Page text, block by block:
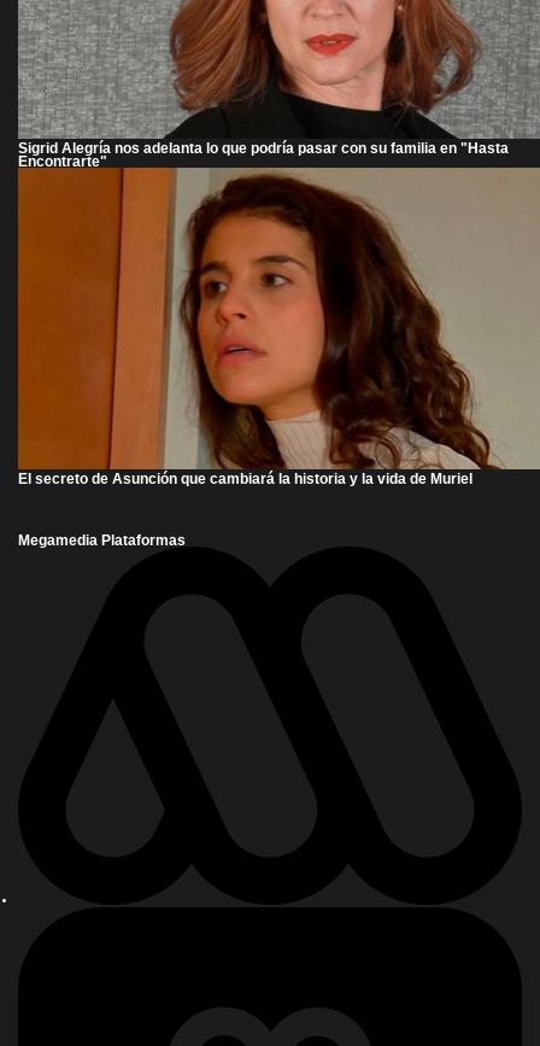
Sigrid Alegría nos adelanta lo que podría pasar con su familia en "Hasta
Encontrarte"
El secreto de Asunción que cambiará la historia y la vida de Muriel
Megamedia Plataformas